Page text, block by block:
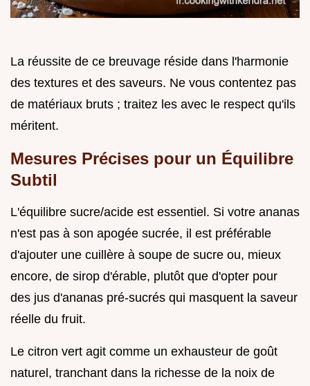
La réussite de ce breuvage réside dans l'harmonie
des textures et des saveurs. Ne vous contentez pas
de matériaux bruts ; traitez les avec le respect qu'ils
méritent.
Mesures Précises pour un Équilibre
Subtil
L'équilibre sucre/acide est essentiel. Si votre ananas
n'est pas à son apogée sucrée, il est préférable
d'ajouter une cuillère à soupe de sucre ou, mieux
encore, de sirop d'érable, plutôt que d'opter pour
des jus d'ananas pré-sucrés qui masquent la saveur
réelle du fruit.
Le citron vert agit comme un exhausteur de goût
naturel, tranchant dans la richesse de la noix de